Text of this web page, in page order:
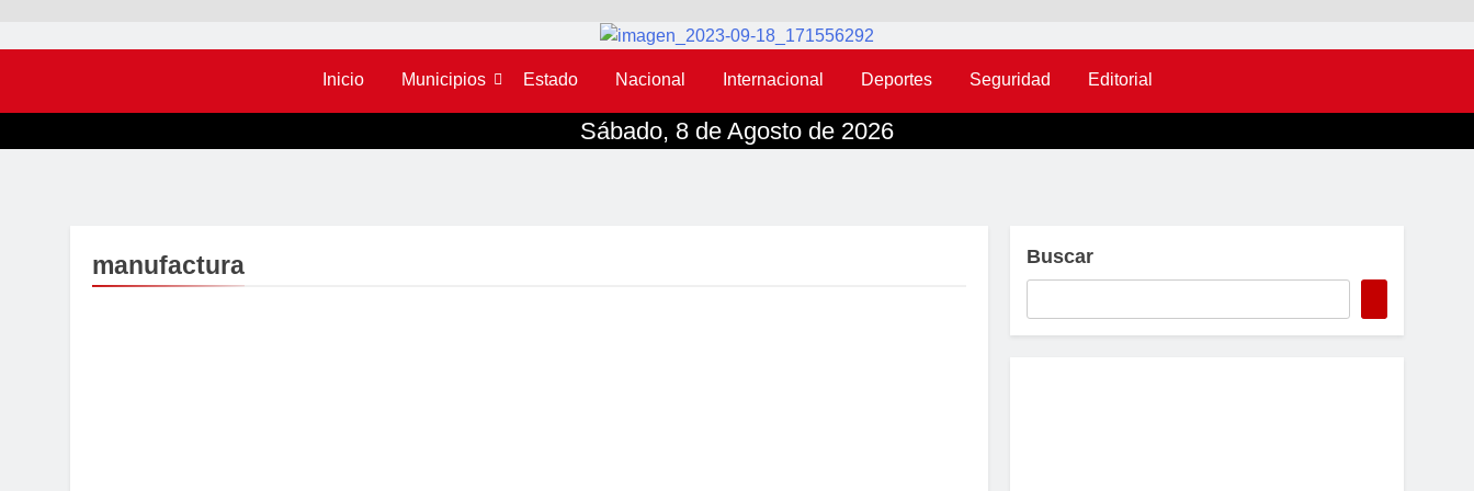
Inicio Municipios Estado Nacional Internacional Deportes Seguridad Editorial
Sábado, 8 de Agosto de 2026
manufactura Buscar